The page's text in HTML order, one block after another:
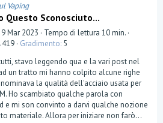
Vaping
Questo Sconosciuto...
9 Mar 2023
Tempo di lettura 10 min.
Gradimento 5
stavo leggendo qua e la vari post nel
un tratto mi hanno colpito alcune righe
la qualità dell'acciaio usata per
Ho scambiato qualche parola con
e mi son convinto a darvi qualche nozione
materiale. Allora per iniziare non farò...